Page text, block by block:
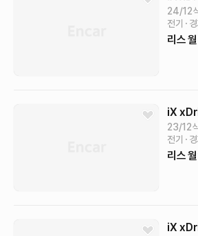
24/12
전기
경
리스월
iX
23/12
전기
경
리스월
iX